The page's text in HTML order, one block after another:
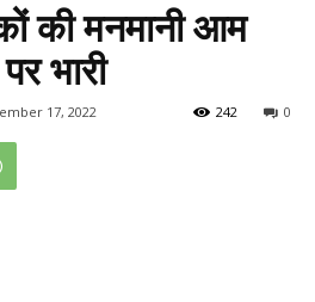
की मनमानी आम
भारी
17, 2022 0
242